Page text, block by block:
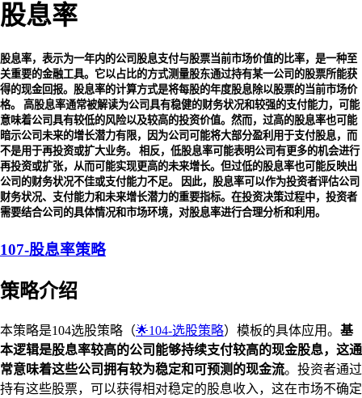
股息率
股息率，表示为一年内的公司股息支付与股票当前市场价值的比率，是一种至
关重要的金融工具。它以占比的方式测量股东通过持有某一公司的股票所能获
得的现金回报。股息率的计算方式是将每股的年度股息除以股票的当前市场价
格。 高股息率通常被解读为公司具有稳健的财务状况和较强的支付能力，可能
意味着公司具有较低的风险以及较高的投资价值。然而，过高的股息率也可能
暗示公司未来的增长潜力有限，因为公司可能将大部分盈利用于支付股息，而
不是用于再投资或扩大业务。 相反，低股息率可能表明公司有更多的机会进行
再投资或扩张，从而可能实现更高的未来增长。但过低的股息率也可能反映出
公司的财务状况不佳或支付能力不足。 因此，股息率可以作为投资者评估公司
财务状况、支付能力和未来增长潜力的重要指标。在投资决策过程中，投资者
需要结合公司的具体情况和市场环境，对股息率进行合理分析和利用。
107-股息率策略
策略介绍
本策略是104选股策略（🌟104-选股策略）模板的具体应用。 基
本逻辑是股息率较高的公司能够持续支付较高的现金股息，这通
常意味着这些公司拥有较为稳定和可预测的现金流。投资者通过
持有这些股票，可以获得相对稳定的股息收入，这在市场不确定